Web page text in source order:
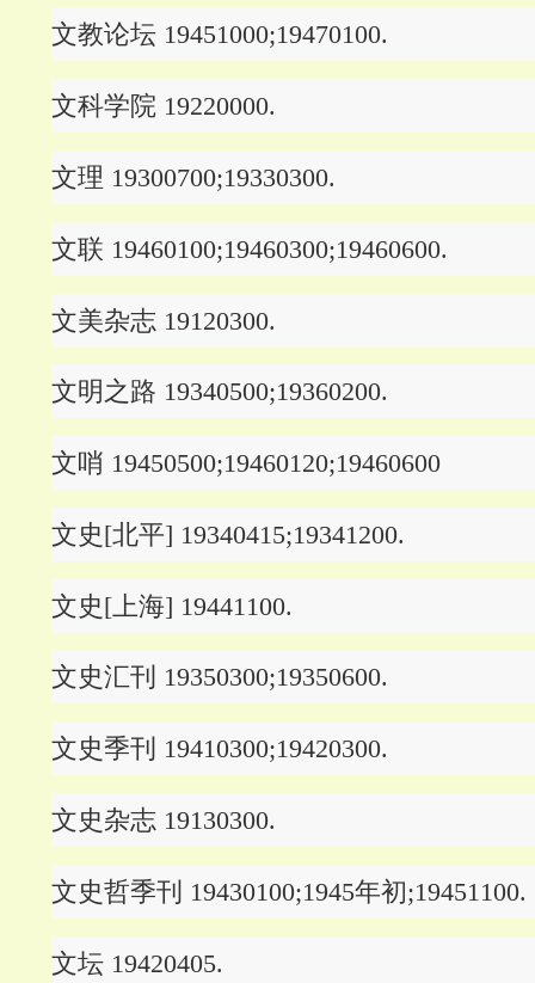
文教论坛 19451000;19470100.
文科学院 19220000.
文理 19300700;19330300.
文联 19460100;19460300;19460600.
文美杂志 19120300.
文明之路 19340500;19360200.
文哨 19450500;19460120;19460600
文史[北平] 19340415;19341200.
文史[上海] 19441100.
文史汇刊 19350300;19350600.
文史季刊 19410300;19420300.
文史杂志 19130300.
文史哲季刊 19430100;1945年初;19451100.
文坛 19420405.